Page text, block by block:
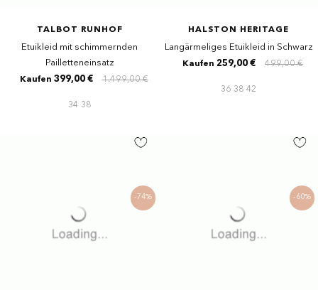
TALBOT RUNHOF
Etuikleid mit schimmernden
Pailletteneinsatz
1.499,00 €
Kaufen 399,00 €
34 38
HALSTON HERITAGE
Langärmeliges Etuikleid in Schwarz
499,00 €
Kaufen 259,00 €
36 38 42
-74% -60%